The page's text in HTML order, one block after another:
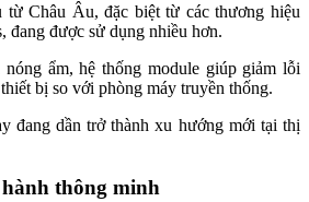
từ Châu Âu, đặc biệt từ các thương hiệu
đang được sử dụng nhiều hơn.
ẩm, hệ thống module giúp giảm lỗi
bị so với phòng máy truyền thống.
đang dần trở thành xu hướng mới tại thị
thông minh